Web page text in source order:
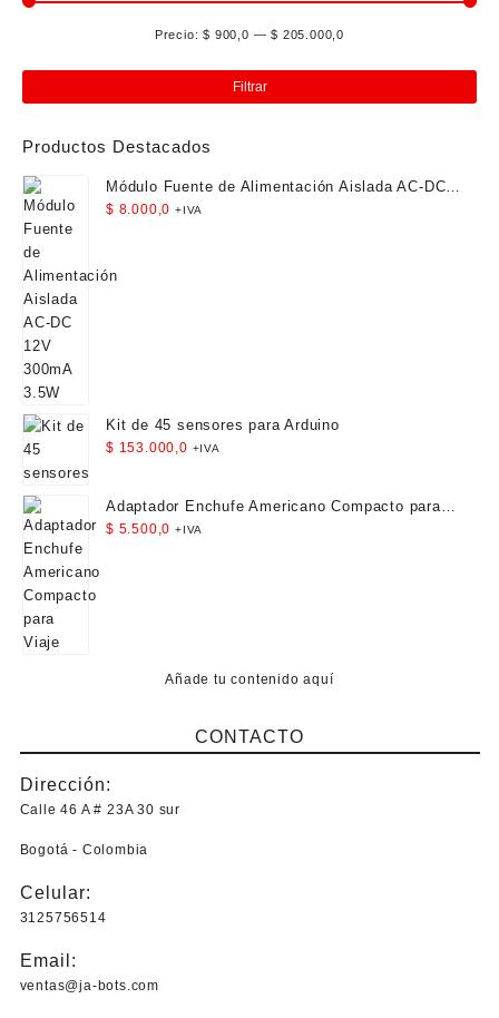
Filtrar
Precio:$ 900,0 —$ 205.000,0
Productos Destacados
Módulo Fuente de Alimentación Aislada AC-DC
12V 300mA 3.5W
$ 8.000,0 +IVA
Kit de 45 sensores para Arduino
$ 153.000,0 +IVA
Adaptador Enchufe Americano Compacto para
Viaje
$ 5.500,0 +IVA
Añade tu contenido aquí
CONTACTO
Dirección:
Calle 46 A # 23A 30 sur
Bogotá - Colombia
Celular:
3125756514
Email:
ventas@ja-bots.com